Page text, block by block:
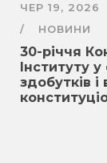
ЧЕР 19, 2026
НОВИНИ
30-річчя
Інституту
здобутків і